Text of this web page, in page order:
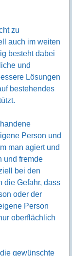
zu
auch im weiten
besteht dabei
und
Lösungen
bestehendes
Person und
man agiert und
und fremde
bei den
die Gefahr, dass
oder der
Person
oberflächlich
gewünschte